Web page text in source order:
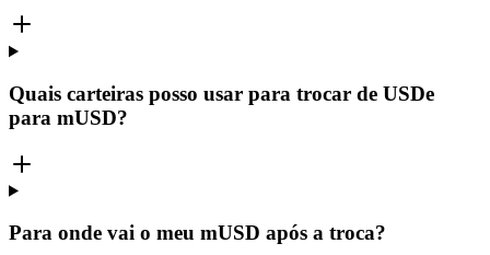
Quais carteiras posso usar para trocar de USDe
para mUSD?
Para onde vai o meu mUSD após a troca?